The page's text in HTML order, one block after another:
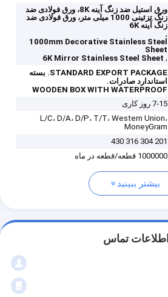
ورق استیل ضد زنگ آینه 8K، ورق فولادی ضد
زنگ تزئینی 1000 میلی متر، ورق فولادی ضد
زنگ آینه 6K
,
1000mm Decorative Stainless Steel
Sheet
,
6K Mirror Stainless Steel Sheet
STANDARD EXPORT PACKAGE. بسته
استاندارد صادرات.
WOODEN BOX WITH WATERPROOF
7-15 روز کاری
L/C، D/A، D/P، T/T، Western Union،
MoneyGram
201 304 316 430
1000000 قطعه/قطعه در ماه
بیشتر ببینید
اطلاعات تماس